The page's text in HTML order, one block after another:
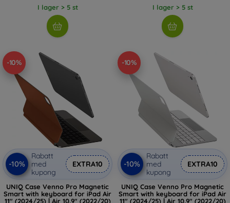
I lager > 5 st I lager > 5 st
-10%
-10%
Rabatt
med
kupong
EXTRA10
UNIQ Case Venno Pro Magnetic
Smart with keyboard for iPad Air
11" (2024/25) | Air 10.9" (2022/20)
-10%
-10%
Rabatt
med
kupong
EXTRA10
UNIQ Case Venno Pro Magnetic
Smart with keyboard for iPad Air
11" (2024/25) | Air 10.9" (2022/20)